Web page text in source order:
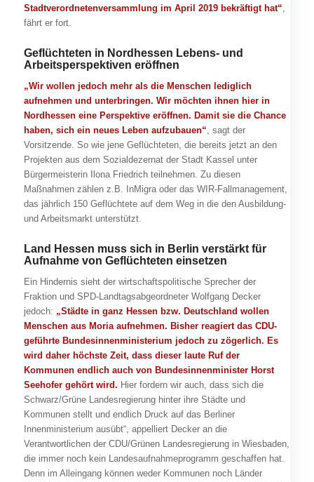
Stadtverordnetenversammlung im April 2019 bekräftigt hat“,
fährt er fort.
Geflüchteten in Nordhessen Lebens- und
Arbeitsperspektiven eröffnen
„Wir wollen jedoch mehr als die Menschen lediglich
aufnehmen und unterbringen. Wir möchten ihnen hier in
Nordhessen eine Perspektive eröffnen. Damit sie die Chance
haben, sich ein neues Leben aufzubauen“, sagt der
Vorsitzende. So wie jene Geflüchteten, die bereits jetzt an den
Projekten aus dem Sozialdezernat der Stadt Kassel unter
Bürgermeisterin Ilona Friedrich teilnehmen. Zu diesen
Maßnahmen zählen z.B. InMigra oder das WIR-Fallmanagement,
das jährlich 150 Geflüchtete auf dem Weg in die den Ausbildung-
und Arbeitsmarkt unterstützt.
Land Hessen muss sich in Berlin verstärkt für
Aufnahme von Geflüchteten einsetzen
Ein Hindernis sieht der wirtschaftspolitische Sprecher der
Fraktion und SPD-Landtagsabgeordneter Wolfgang Decker
jedoch: „Städte in ganz Hessen bzw. Deutschland wollen
Menschen aus Moria aufnehmen. Bisher reagiert das CDU-
geführte Bundesinnenministerium jedoch zu zögerlich. Es
wird daher höchste Zeit, dass dieser laute Ruf der
Kommunen endlich auch von Bundesinnenminister Horst
Seehofer gehört wird. Hier fordern wir auch, dass sich die
Schwarz/Grüne Landesregierung hinter ihre Städte und
Kommunen stellt und endlich Druck auf das Berliner
Innenministerium ausübt“, appelliert Decker an die
Verantwortlichen der CDU/Grünen Landesregierung in Wiesbaden,
die immer noch kein Landesaufnahmeprogramm geschaffen hat.
Denn im Alleingang können weder Kommunen noch Länder